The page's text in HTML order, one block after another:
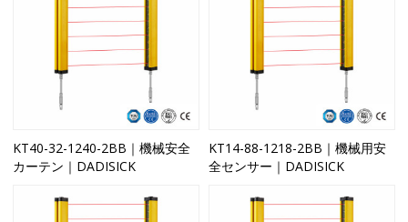
KT40-32-1240-2BB｜機械安全
カーテン｜DADISICK
KT14-88-1218-2BB｜機械用安
全センサー｜DADISICK